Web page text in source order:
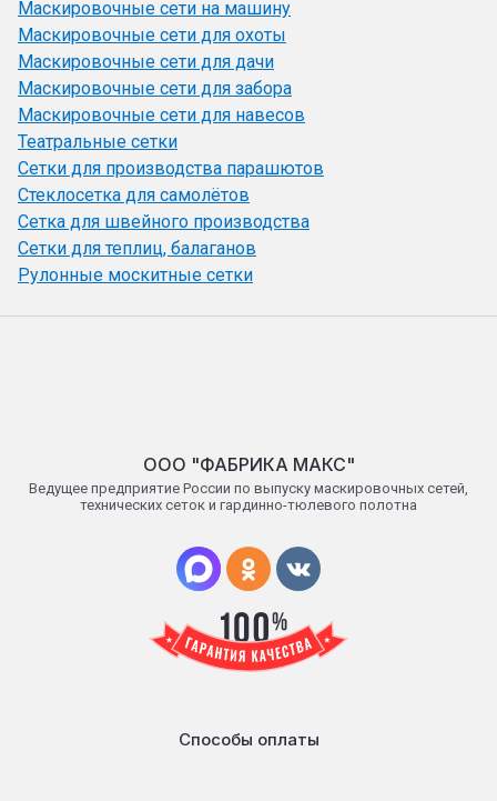
Маскировочные сети на машину
Маскировочные сети для охоты
Маскировочные сети для дачи
Маскировочные сети для забора
Маскировочные сети для навесов
Театральные сетки
Сетки для производства парашютов
Стеклосетка для самолётов
Сетка для швейного производства
Сетки для теплиц, балаганов
Рулонные москитные сетки
OОO "ФАБРИКА МАКС"
Ведущее предприятие России по выпуску маскировочных сетей,
технических сеток и гардинно-тюлевого полотна
Способы оплаты